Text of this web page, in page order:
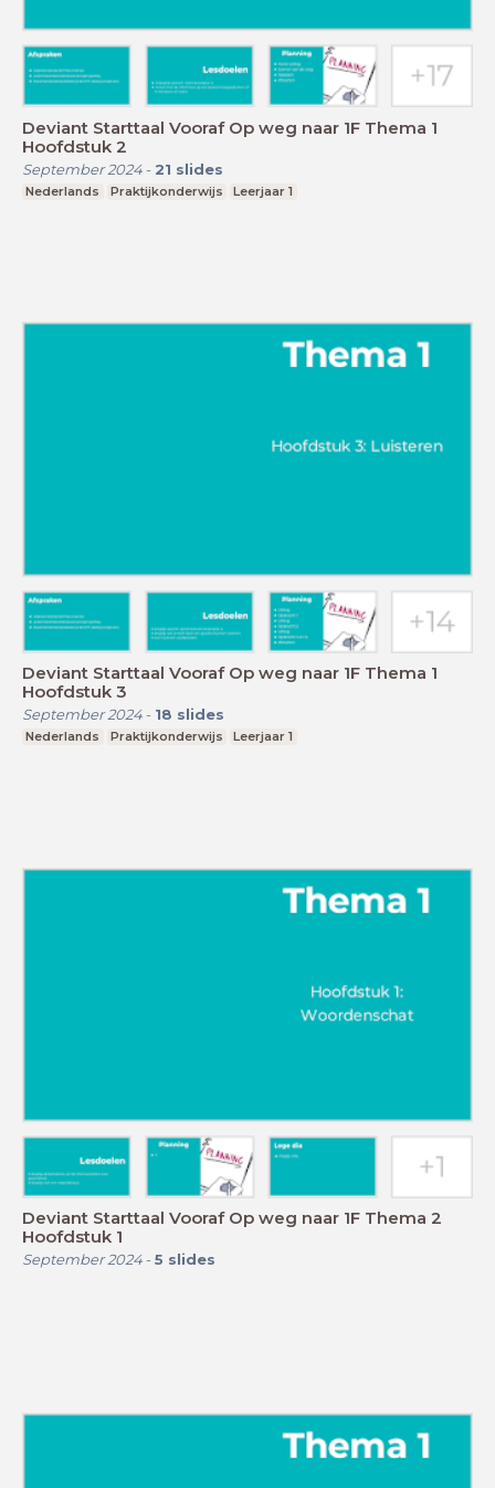
Deviant Starttaal Vooraf Op weg naar 1F Thema 1
Hoofdstuk 2
September 2024- 21 slides
Nederlands Praktijkonderwijs Leerjaar 1
Deviant Starttaal Vooraf Op weg naar 1F Thema 1
Hoofdstuk 3
September 2024- 18 slides
Nederlands Praktijkonderwijs Leerjaar 1
Deviant Starttaal Vooraf Op weg naar 1F Thema 2
Hoofdstuk 1
September 2024- 5 slides